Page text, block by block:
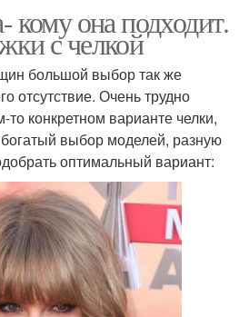
кому она подходит.
с челкой
большой выбор так же
отсутствие. Очень трудно
то конкретном варианте челки,
выбор моделей, разную
оптимальный вариант: